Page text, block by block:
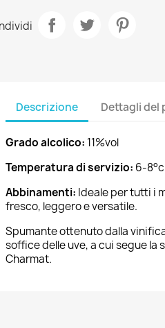
Descrizione Dettagli del
Grado alcolico: 11%vol
Temperatura di servizio: 6-8°c
Abbinamenti: Ideale per tutti i
fresco, leggero e versatile.
Spumante ottenuto dalla
soffice delle uve, a cui segue
Charmat.